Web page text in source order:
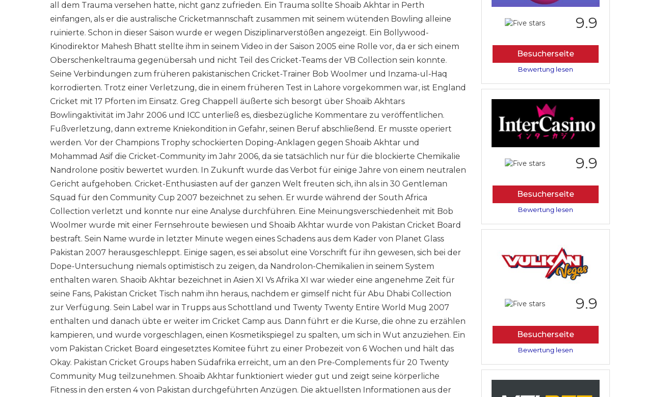
all dem Trauma versehen hatte, nicht ganz zufrieden. Ein Trauma sollte Shoaib Akhtar in Perth
einfangen, als er die australische Cricketmannschaft zusammen mit seinem wütenden Bowling alleine
ruinierte. Schon in dieser Saison wurde er wegen Disziplinarverstößen angezeigt. Ein Bollywood-
Kinodirektor Mahesh Bhatt stellte ihm in seinem Video in der Saison 2005 eine Rolle vor, da er sich einem
Oberschenkeltrauma gegenübersah und nicht Teil des Cricket-Teams der VB Collection sein konnte.
Seine Verbindungen zum früheren pakistanischen Cricket-Trainer Bob Woolmer und Inzama-ul-Haq
korrodierten. Trotz einer Verletzung, die in einem früheren Test in Lahore vorgekommen war, ist England
Cricket mit 17 Pforten im Einsatz. Greg Chappell äußerte sich besorgt über Shoaib Akhtars
Bowlingaktivität im Jahr 2006 und ICC unterließ es, diesbezügliche Kommentare zu veröffentlichen.
Fußverletzung, dann extreme Kniekondition in Gefahr, seinen Beruf abschließend. Er musste operiert
werden. Vor der Champions Trophy schockierten Doping-Anklagen gegen Shoaib Akhtar und
Mohammad Asif die Cricket-Community im Jahr 2006, da sie tatsächlich nur für die blockierte Chemikalie
Nandrolone positiv bewertet wurden. In Zukunft wurde das Verbot für einige Jahre von einem neutralen
Gericht aufgehoben. Cricket-Enthusiasten auf der ganzen Welt freuten sich, ihn als in 30 Gentleman
Squad für den Community Cup 2007 bezeichnet zu sehen. Er wurde während der South Africa
Collection verletzt und konnte nur eine Analyse durchführen. Eine Meinungsverschiedenheit mit Bob
Woolmer wurde mit einer Fernsehroute bewiesen und Shoaib Akhtar wurde von Pakistan Cricket Board
bestraft. Sein Name wurde in letzter Minute wegen eines Schadens aus dem Kader von Planet Glass
Pakistan 2007 herausgeschleppt. Einige sagen, es sei absolut eine Vorschrift für ihn gewesen, sich bei der
Dope-Untersuchung niemals optimistisch zu zeigen, da Nandrolon-Chemikalien in seinem System
enthalten waren. Shaoib Akhtar bezeichnet in Asien XI Vs Afrika XI war wieder eine angenehme Zeit für
seine Fans, Pakistan Cricket Tisch nahm ihn heraus, nachdem er gimself nicht für Abu Dhabi Collection
zur Verfügung. Sein Label war in Trupps aus Schottland und Twenty Twenty Entire World Mug 2007
enthalten und danach übte er weiter im Cricket Camp aus. Dann führt er die Kurse, die ohne zu erzählen
kampieren, und wurde vorgeschlagen, einen Kosmetikspiegel zu spalten, um sich in Wut anzuziehen. Ein
vom Pakistan Cricket Board eingesetztes Komitee führt zu einer Probezeit von 6 Wochen und hält das
Okay. Pakistan Cricket Groups haben Südafrika erreicht, um an den Pre-Complements für 20 Twenty
Community Mug teilzunehmen. Shoaib Akhtar funktioniert wieder gut und zeigt seine körperliche
Fitness in den ersten 4 von Pakistan durchgeführten Anzügen. Die aktuellsten Informationen aus der
9.9
Besucherseite
Bewertung lesen
9.9
Besucherseite
Bewertung lesen
9.9
Besucherseite
Bewertung lesen